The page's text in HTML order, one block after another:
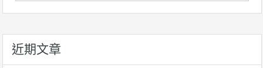
近期文章